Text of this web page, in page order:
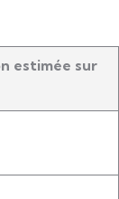
estimée sur